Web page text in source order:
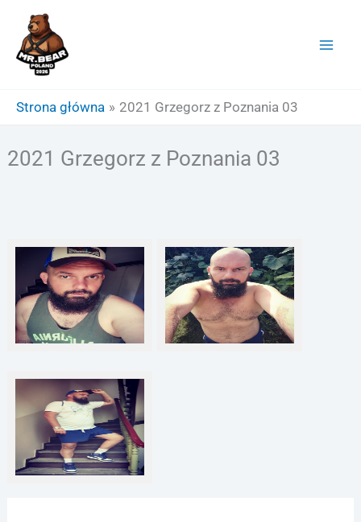
Przejdź
treści
Strona główna 2021 Grzegorz z Poznania 03
2021 Grzegorz z Poznania 03
Twarz Tors
Sylwetka